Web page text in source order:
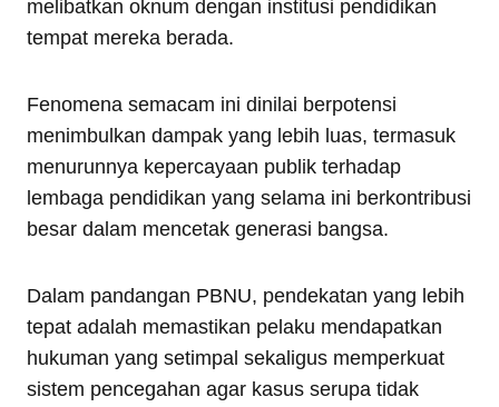
melibatkan oknum dengan institusi pendidikan
tempat mereka berada.
Fenomena semacam ini dinilai berpotensi
menimbulkan dampak yang lebih luas, termasuk
menurunnya kepercayaan publik terhadap
lembaga pendidikan yang selama ini berkontribusi
besar dalam mencetak generasi bangsa.
Dalam pandangan PBNU, pendekatan yang lebih
tepat adalah memastikan pelaku mendapatkan
hukuman yang setimpal sekaligus memperkuat
sistem pencegahan agar kasus serupa tidak